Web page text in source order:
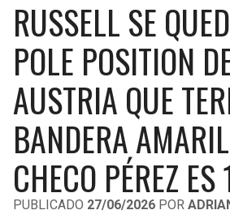
COPA LIBERTADORES
COPA SUDAMERICANA
LIGA BETPLAY
RAIDERS
RAVENS
BENGALS
BROWNS
CAVALIERS
PACERS
BUCKS
HAWKS
RUSSELL SE
POLE POSITION
AUSTRIA QUE
BANDERA
CHECO PÉREZ ES
PUBLICADO 27/06/2026 POR